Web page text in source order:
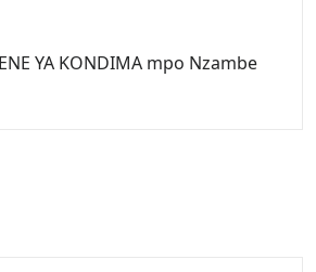
YA KONDIMA mpo Nzambe